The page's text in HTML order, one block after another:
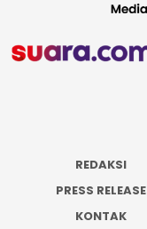
REDAKSI
PRESS RELEASE
KONTAK